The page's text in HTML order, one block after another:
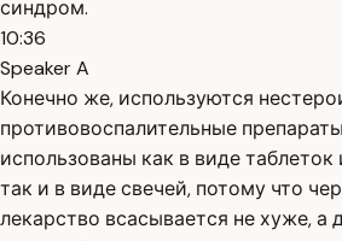
синдром.
10:36
Speaker A
Конечно же, используются
противовоспалительные
использованы как в виде
так и в виде свечей, потому что
лекарство всасывается не хуже, а